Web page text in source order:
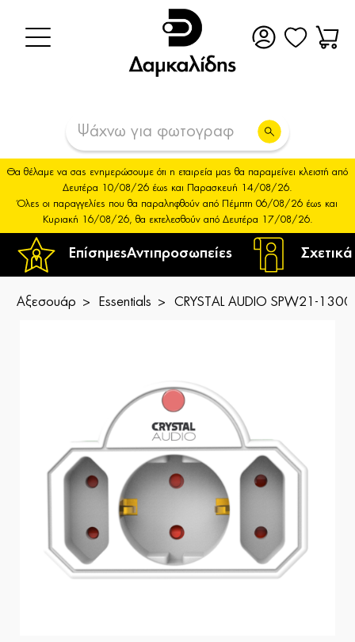
ΕπίσημεςΑντιπροσωπείες
Θα θέλαμε να σας ενημερώσουμε ότι η εταιρεία μας θα παραμείνει κλειστή από
Δευτέρα 10/08/26 έως και Παρασκευή 14/08/26.
Όλες οι παραγγελίες που θα παραληφθούν από Πέμπτη 06/08/26 έως και
Κυριακή 16/08/26, θα εκτελεσθούν από Δευτέρα 17/08/26.
Αξεσουάρ Essentials CRYSTAL AUDIO SPW21-